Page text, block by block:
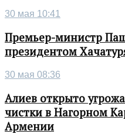
30 мая 10:41
Премьер-министр
президентом
30 мая 08:36
Алиев открыто
чистки в Нагорном
Армении